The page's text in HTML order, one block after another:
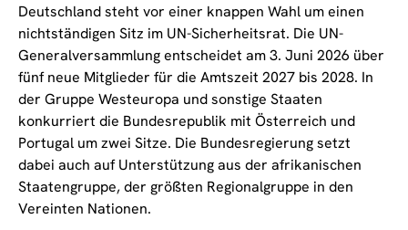
Deutschland steht vor einer knappen Wahl um einen
nichtständigen Sitz im UN-Sicherheitsrat. Die UN-
Generalversammlung entscheidet am 3. Juni 2026 über
fünf neue Mitglieder für die Amtszeit 2027 bis 2028. In
der Gruppe Westeuropa und sonstige Staaten
konkurriert die Bundesrepublik mit Österreich und
Portugal um zwei Sitze. Die Bundesregierung setzt
dabei auch auf Unterstützung aus der afrikanischen
Staatengruppe, der größten Regionalgruppe in den
Vereinten Nationen.